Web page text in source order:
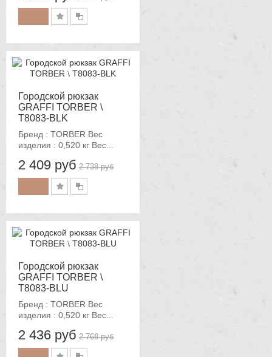
Городской рюкзак
GRAFFI TORBER \
T8083-BLK
Бренд : TORBER Вес
изделия : 0,520 кг Вес...
2 409 руб
-12%
2 738 руб
Городской рюкзак
GRAFFI TORBER \
T8083-BLU
Бренд : TORBER Вес
изделия : 0,520 кг Вес...
2 436 руб
-12%
2 768 руб